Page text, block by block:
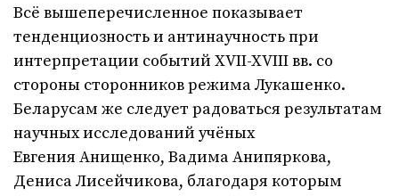
Всё вышеперечисленное показывает
тенденциозность и антинаучность при
интерпретации событий XVII-XVIII вв. со
стороны сторонников режима Лукашенко.
Беларусам же следует радоваться результатам
научных исследований учёных
Евгения Анищенко, Вадима Анипяркова,
Дениса Лисейчикова, благодаря которым